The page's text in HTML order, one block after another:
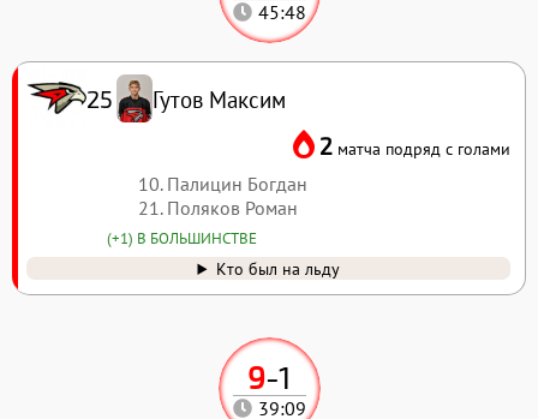
9-1
39:09
45:48
25 Гутов Максим
2 матча подряд с голами
10. Палицин Богдан
21. Поляков Роман
(+1) В БОЛЬШИНСТВЕ
Кто был на льду